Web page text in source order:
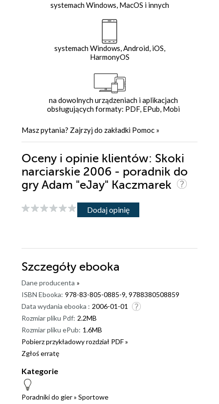
systemach Windows, MacOS i innych
systemach Windows, Android, iOS,
HarmonyOS
na dowolnych urządzeniach i aplikacjach
obsługujących formaty: PDF, EPub, Mobi
Masz pytania? Zajrzyj do zakładki Pomoc »
Oceny i opinie klientów: Skoki
narciarskie 2006 - poradnik do
gry Adam "eJay" Kaczmarek
Dodaj opinię
Szczegóły ebooka
Dane producenta »
ISBN Ebooka: 978-83-805-0885-9, 9788380508859
Data wydania ebooka : 2006-01-01
Rozmiar pliku Pdf: 2.2MB
Rozmiar pliku ePub: 1.6MB
Pobierz przykładowy rozdział PDF »
Zgłoś erratę
Kategorie
Poradniki do gier» Sportowe